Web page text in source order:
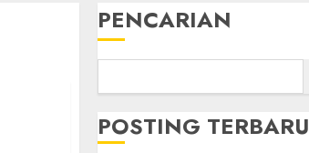
PENCARIAN
POSTING TERBARU